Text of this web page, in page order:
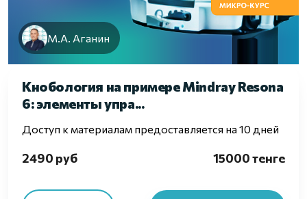
М.А. Аганин
Кнобология на примере Mindray Resona
6: элементы упра...
Доступ к материалам предоставляется на 10 дней
2490 руб 15000 тенге